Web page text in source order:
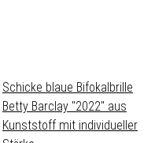
Schicke blaue Bifokalbrille
Betty Barclay "2022" aus
Kunststoff mit individueller